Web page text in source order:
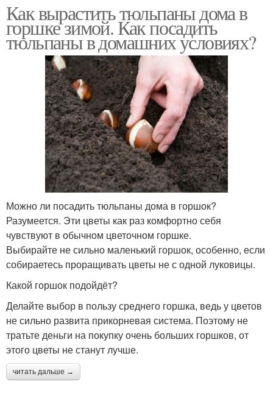
Как вырастить тюльпаны дома в
горшке зимой. Как посадить
тюльпаны в домашних условиях?
Можно ли посадить тюльпаны дома в горшок?
Разумеется. Эти цветы как раз комфортно себя
чувствуют в обычном цветочном горшке.
Выбирайте не сильно маленький горшок, особенно, если
собираетесь проращивать цветы не с одной луковицы.
Какой горшок подойдёт?
Делайте выбор в пользу среднего горшка, ведь у цветов
не сильно развита прикорневая система. Поэтому не
тратьте деньги на покупку очень больших горшков, от
этого цветы не станут лучше.
читать дальше →